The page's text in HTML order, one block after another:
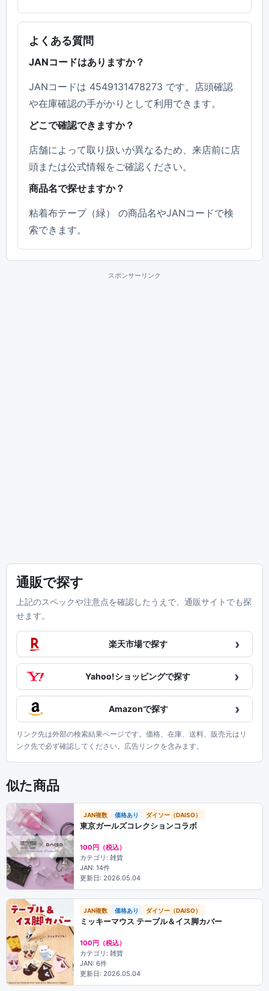
よくある質問
JANコードはありますか？
JANコードは 4549131478273 です。店頭確認
や在庫確認の手がかりとして利用できます。
どこで確認できますか？
店舗によって取り扱いが異なるため、来店前に店
頭または公式情報をご確認ください。
商品名で探せますか？
粘着布テープ（緑） の商品名やJANコードで検
索できます。
スポンサーリンク
通販で探す
上記のスペックや注意点を確認したうえで、通販サイトでも探
せます。
楽天市場で探す ›
Yahoo!ショッピングで探す ›
Amazonで探す ›
リンク先は外部の検索結果ページです。価格、在庫、送料、販売元はリ
ンク先で必ず確認してください。広告リンクを含みます。
似た商品
JAN複数 価格あり ダイソー（DAISO）
東京ガールズコレクションコラボ
100円（税込）
カテゴリ: 雑貨
JAN: 14件
更新日: 2026.05.04
JAN複数 価格あり ダイソー（DAISO）
ミッキーマウス テーブル＆イス脚カバー
100円（税込）
カテゴリ: 雑貨
JAN: 6件
更新日: 2026.05.04